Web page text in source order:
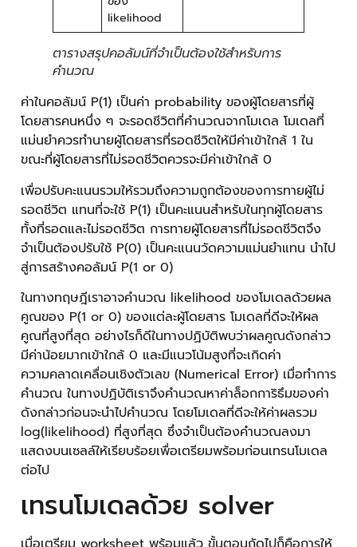
likelihood
ตารางสรุปคอลัมน์ที่จำเป็นต้องใช้สำหรับการ
คำนวณ
ค่าในคอลัมน์ P(1) เป็นค่า probability ของผู้โดยสารที่ผู้
โดยสารคนหนึ่ง ๆ จะรอดชีวิตที่คำนวณจากโมเดล โมเดลที่
แม่นยำควรทำนายผู้โดยสารที่รอดชีวิตให้มีค่าเข้าใกล้ 1 ใน
ขณะที่ผู้โดยสารที่ไม่รอดชีวิตควรจะมีค่าเข้าใกล้ 0
เพื่อปรับคะแนนรวมให้รวมถึงความถูกต้องของการทายผู้ไม่
รอดชีวิต แทนที่จะใช้ P(1) เป็นคะแนนสำหรับในทุกผู้โดยสาร
ทั้งที่รอดและไม่รอดชีวิต การทายผู้โดยสารที่ไม่รอดชีวิตจึง
จำเป็นต้องปรับใช้ P(0) เป็นคะแนนวัดความแม่นยำแทน นำไป
สู่การสร้างคอลัมน์ P(1 or 0)
ในทางทฤษฎีเราอาจคำนวณ likelihood ของโมเดลด้วยผล
คูณของ P(1 or 0) ของแต่ละผู้โดยสาร โมเดลที่ดีจะให้ผล
คูณที่สูงที่สุด อย่างไรก็ดีในทางปฏิบัติพบว่าผลคูณดังกล่าว
มีค่าน้อยมากเข้าใกล้ 0 และมีแนวโน้มสูงที่จะเกิดค่า
ความคลาดเคลื่อนเชิงตัวเลข (Numerical Error) เมื่อทำการ
คำนวณ ในทางปฏิบัติเราจึงคำนวณหาค่าล็อกการิธึมของค่า
ดังกล่าวก่อนจะนำไปคำนวณ โดยโมเดลที่ดีจะให้ค่าผลรวม
log(likelihood) ที่สูงที่สุด ซึ่งจำเป็นต้องคำนวณลงมา
แสดงบนเซลล์ให้เรียบร้อยเพื่อเตรียมพร้อมก่อนเทรนโมเดล
ต่อไป
เทรนโมเดลด้วย solver